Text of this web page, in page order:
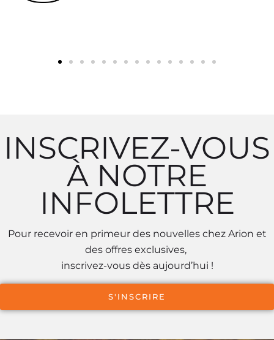
INSCRIVEZ-VOUS
À NOTRE
INFOLETTRE
Pour recevoir en primeur des nouvelles chez Arion et
des offres exclusives,
inscrivez-vous dès aujourd’hui !
S'INSCRIRE